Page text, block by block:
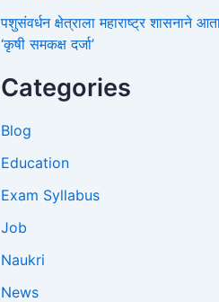
पशुसंवर्धन क्षेत्राला महाराष्ट्र शासनाने
‘कृषी समकक्ष दर्जा’
Categories
Blog
Education
Exam Syllabus
Job
Naukri
News